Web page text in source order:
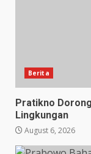
Berita
Pratikno
Lingkungan
August 6, 2026